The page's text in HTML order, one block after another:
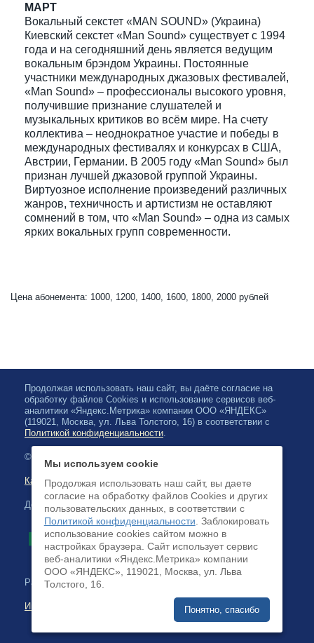
МАРТ
Вокальный секстет «MAN SOUND» (Украина)
Киевский секстет «Man Sound» существует с 1994
года и на сегодняшний день является ведущим
вокальным брэндом Украины. Постоянные
участники международных джазовых фестивалей,
«Man Sound» – профессионалы высокого уровня,
получившие признание слушателей и
музыкальных критиков во всём мире. На счету
коллектива – неоднократное участие и победы в
международных фестивалях и конкурсах в США,
Австрии, Германии. В 2005 году «Man Sound» был
признан лучшей джазовой группой Украины.
Виртуозное исполнение произведений различных
жанров, техничность и артистизм не оставляют
сомнений в том, что «Man Sound» – одна из самых
ярких вокальных групп современности.
Цена абонемента: 1000, 1200, 1400, 1600, 1800, 2000 рублей
Продолжая использовать наш сайт, вы даёте согласие на
обработку файлов Cookies и использование сервисов веб-
аналитики «Яндекс.Метрика» компании ООО «ЯНДЕКС»
(119021, Москва, ул. Льва Толстого, 16) в соответствии с
Политикой конфиденциальности.
© 2026, Карельская Государственная филармония
Карта сайта
Доступна оплата банковскими картами
Разработка сайта:
Интернет-бизнес-системы
Мы используем cookie
Продолжая использовать наш сайт, вы даете
согласие на обработку файлов Cookies и других
пользовательских данных, в соответствии с
Политикой конфиденциальности . Заблокировать
использование cookies сайтом можно в
настройках браузера. Cайт использует сервис
веб-аналитики «Яндекс.Метрика» компании
ООО «ЯНДЕКС», 119021, Москва, ул. Льва
Толстого, 16.
Понятно, спасибо